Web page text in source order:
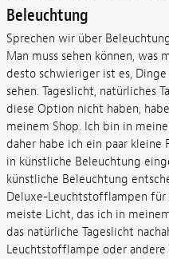
Beleuchtung
Sprechen wir über
Man muss sehen können,
desto schwieriger ist es,
sehen. Tageslicht, natürliches
diese Option nicht haben,
meinem Shop. Ich bin in
daher habe ich ein paar kleine
in künstliche Beleuchtung
künstliche Beleuchtung
Deluxe-Leuchtstofflampen für
meiste Licht, das ich in
das natürliche Tageslicht
Leuchtstofflampe oder